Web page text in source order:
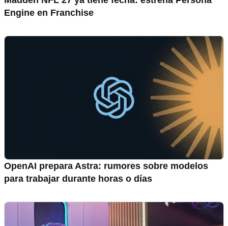
Engine en Franchise
OpenAI prepara Astra: rumores sobre modelos
para trabajar durante horas o días